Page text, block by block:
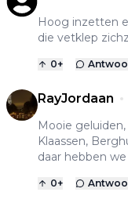
Hoog inzetten
die vetklep
0+
RayJordaan
Mooie
Klaassen,
daar hebben
0+